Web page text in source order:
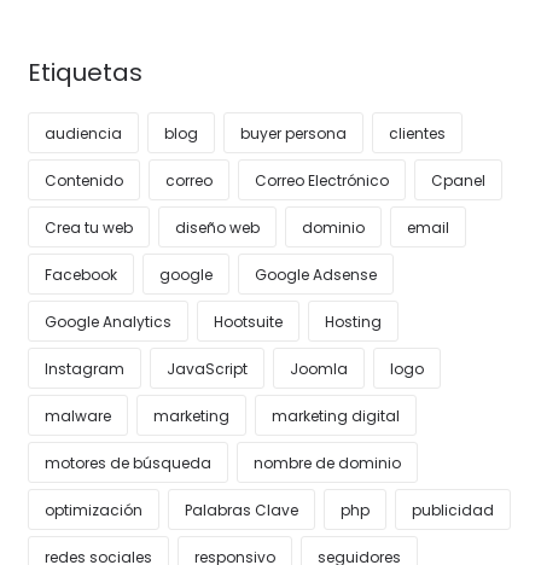
Etiquetas
audiencia blog buyer persona clientes
Contenido correo Correo Electrónico Cpanel
Crea tu web diseño web dominio email
Facebook google Google Adsense
Google Analytics Hootsuite Hosting
Instagram JavaScript Joomla logo
malware marketing marketing digital
motores de búsqueda nombre de dominio
optimización Palabras Clave php publicidad
redes sociales responsivo seguidores